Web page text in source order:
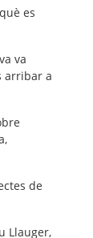
es
va
arribar a
de
Llauger,